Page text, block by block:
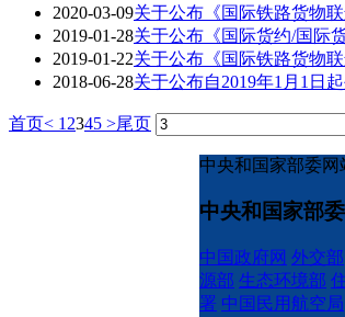
2020-03-09关于公布《国际铁路货物
2019-01-28关于公布《国际货约/国际
2019-01-22关于公布《国际铁路货物
2018-06-28关于公布自2019年1月1日
首页< 1 2345 >尾页
中央和国家部委网
中央和国家部
中国政府网 外交部
源部 生态环境部
署 中国民用航空局